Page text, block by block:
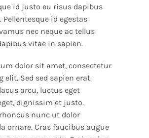
id justo eu risus dapibus
Pellentesque id egestas
nec neque ac tellus
vitae in sapien.
dolor sit amet, consectetur
elit. Sed sed sapien erat.
arcu, luctus eget
dignissim et justo.
nunc ut dolor
ornare. Cras faucibus augue